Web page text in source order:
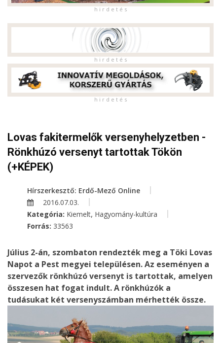
h i r d e t é s
h i r d e t é s
h i r d e t é s
Lovas fakitermelők versenyhelyzetben -
Rönkhúzó versenyt tartottak Tökön
(+KÉPEK)
Hírszerkesztő: Erdő-Mező Online
2016.07.03.
Kategória: Kiemelt, Hagyomány-kultúra
Forrás: 33563
Július 2-án, szombaton rendezték meg a Töki Lovas
Napot a Pest megyei településen. Az eseményen a
szervezők rönkhúzó versenyt is tartottak, amelyen
összesen hat fogat indult. A rönkhúzók a
tudásukat két versenyszámban mérhették össze.